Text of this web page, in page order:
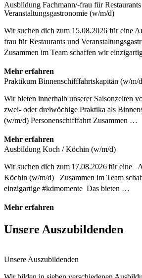
Ausbildung Fachmann/-frau für
Veranstaltungsgastronomie (w/m/d)
Wir suchen dich zum 15.08.2026 für eine
frau für Restaurants und
Zusammen im Team schaffen wir
Mehr erfahren
Praktikum Binnenschifffahrtskapitän (w/m/
Wir bieten innerhalb unserer Saisonzeiten
zwei- oder dreiwöchige Praktika als
(w/m/d) Personenschifffahrt Zusammen …
Mehr erfahren
Ausbildung Koch / Köchin (w/m/d)
Wir suchen dich zum 17.08.2026 für eine
Köchin (w/m/d) Zusammen im Team
einzigartige #kdmomente Das bieten …
Mehr erfahren
Unsere Auszubildenden
Unsere Auszubildenden